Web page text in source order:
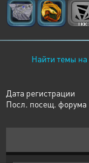
Найти темы
Дата регистрации
Посл. посещ. форума